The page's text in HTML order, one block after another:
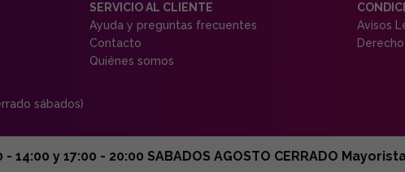
sábados)
SERVICIO AL CLIENTE
Ayuda y preguntas frecuentes
Contacto
Quiénes somos
Avisos
14:00 y 17:00 - 20:00 SABADOS AGOSTO CERRADO